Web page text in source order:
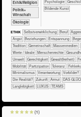
​​​​​​​​​​Ethik/​Religion
​​​​​​​​​Politik+​
Wirtschaft
​​​​​​​Ökologie
​​​​​​​​​​Psychologie
Bildende Kunst
ETHIK ​​​​​​​​​​​​​​​​​​​​​​​​​​​​​​​​​​​​​​​​Selbst­verwirklichung ​​​​​​​​​​​​​​​Beruf
​​​​​​​​​​​​​Angst
​​​​​​​​​​​​​Beziehungen ​​​​​​​​​​​​​Entspannung
​​​​​​​​​​​Tradition
​​​​​​​​​​Gemeinschaft ​​​​​​​​​Massenmedien
​​​​​​​​Werte / Ideale
​​​​​​​Menschenrechte
​​​​​Umwelt
​​​​Gerechtigkeit ​​​​Gewalt(freiheit)
​​​Mobilität
​​​Partizipation ​​​Toleranz
​​Minimalismus
​​Verantwortung
​​Vorbilder?
​Die Realität?
​Zukunft Armut DAS
Langlebigkeit
LUXUS TEAMS
(1)